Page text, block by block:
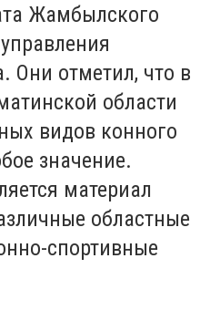
Жамбылского
Они отметил, что в
области
видов конного
значение.
материал
областные
спортивные